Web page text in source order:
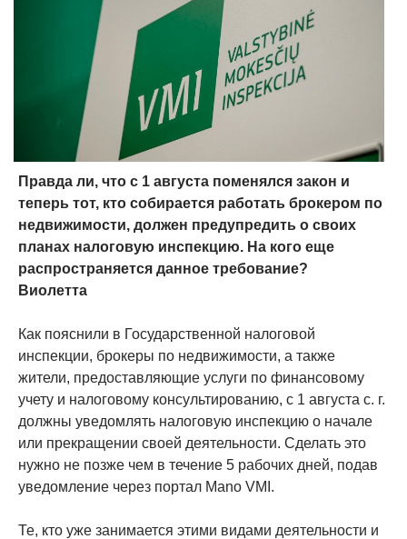
Правда ли, что с 1 августа поменялся закон и
теперь тот, кто собирается работать брокером по
недвижимости, должен предупредить о своих
планах налоговую инспекцию. На кого еще
распространяется данное требование?
Виолетта
Как пояснили в Государственной налоговой
инспекции, брокеры по недвижимости, а также
жители, предоставляющие услуги по финансовому
учету и налоговому консультированию, с 1 августа с. г.
должны уведомлять налоговую инспекцию о начале
или прекращении своей деятельности. Сделать это
нужно не позже чем в течение 5 рабочих дней, подав
уведомление через портал Mano VMI.
Те, кто уже занимается этими видами деятельности и